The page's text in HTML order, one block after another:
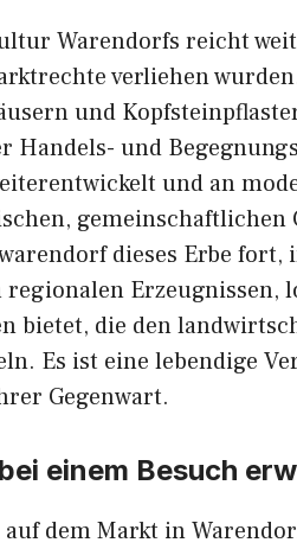
Warendorfs reicht
verliehen
un⁠d
H​andels- und
u‍nd an
di​eses Erbe
regionalen Erzeugnissen,
bie⁠tet,‌ die den
Es ist ei​ne lebendige‌
Gegenwart.
einem Bes‍uch
auf dem Markt in‍